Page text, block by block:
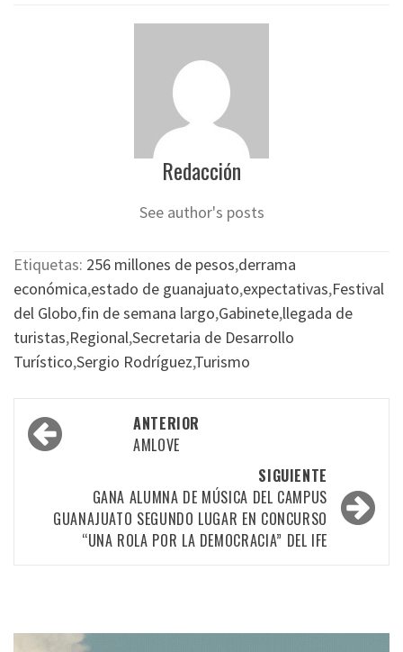
Redacción
See author's posts
Etiquetas: 256 millones de pesos,derrama
económica,estado de guanajuato,expectativas,Festival
del Globo,fin de semana largo,Gabinete,llegada de
turistas,Regional,Secretaria de Desarrollo
Turístico,Sergio Rodríguez,Turismo
Navegación
por
entradas
ANTERIOR
AMLOVE
SIGUIENTE
GANA ALUMNA DE MÚSICA DEL CAMPUS
GUANAJUATO SEGUNDO LUGAR EN CONCURSO
“UNA ROLA POR LA DEMOCRACIA” DEL IFE